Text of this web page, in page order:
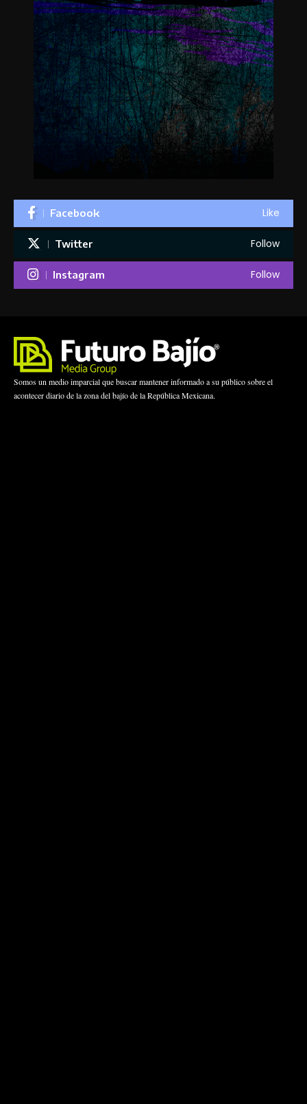
Facebook Like
Twitter Follow
Instagram Follow
Somos un medio imparcial que buscar mantener informado a su público sobre el
acontecer diario de la zona del bajío de la República Mexicana.